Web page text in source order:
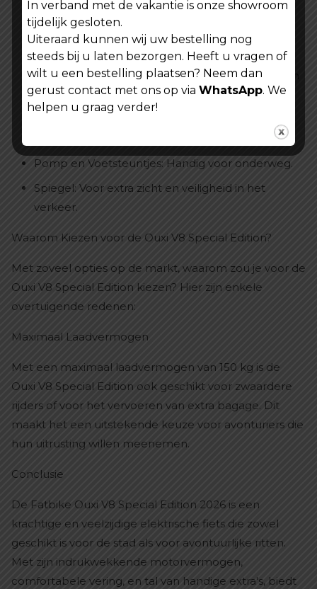
rijden nog gemakkelijker maakt.
Betere Aandrijflijn: Voor een soepelere en
efficiëntere rit.
Groter Beeldscherm: Voor eenvoudig aflezen van
snelheid, afstand en batterijstatus.
Pomp en Voetsteuntjes: Handig voor onderweg.
Spiegel: Voor extra zicht en veiligheid in het
verkeer.
Waarom Kiezen voor de Ouxi V8 Special Edition?
Met zoveel opties op de markt, waarom zou je voor de
Ouxi V8 Special Edition kiezen? Hier zijn enkele
overtuigende redenen:
Maximaal Laadvermogen
Met een maximaal laadvermogen van 150 kg is de
Ouxi V8 Special Edition ook geschikt voor zwaardere
rijders of voor het vervoeren van extra bagage. Dit
maakt het een uitstekende keuze voor avonturiers die
hun uitrusting willen meenemen.
Conclusie
De Fatbike Ouxi V8 Special Edition 2026 is een
krachtige en veelzijdige elektrische fiets die zowel
geschikt is voor de stad als voor avontuurlijke ritten.
Met zijn indrukwekkende motorvermogen,
comfortabele vering, en tal van handige extra's, biedt
In verband met de vakantie is onze showroom
tijdelijk gesloten.
Uiteraard kunnen wij uw bestelling nog
steeds bij u laten bezorgen. Heeft u vragen of
wilt u een bestelling plaatsen? Neem dan
gerust contact met ons op via WhatsApp. We
helpen u graag verder!